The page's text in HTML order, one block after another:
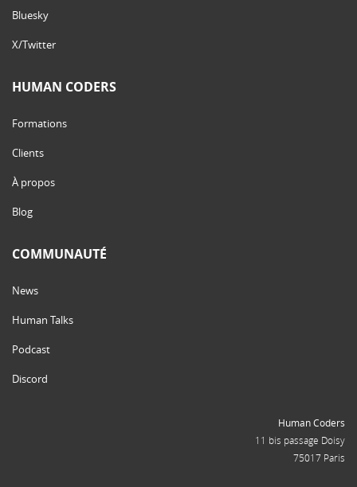
Bluesky
X/Twitter
HUMAN CODERS
Formations
Clients
À propos
Blog
COMMUNAUTÉ
News
Human Talks
Podcast
Discord
Human Coders
11 bis passage Doisy
75017 Paris